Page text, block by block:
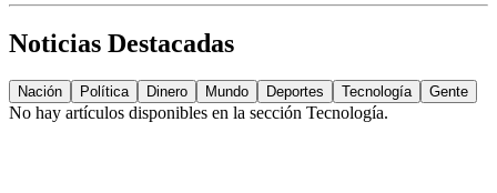
Noticias Destacadas
Nación Política Dinero Mundo Deportes Tecnología Gente
No hay artículos disponibles en la sección Tecnología.